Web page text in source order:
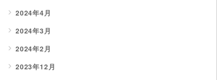
2024年4月
2024年3月
2024年2月
2023年12月